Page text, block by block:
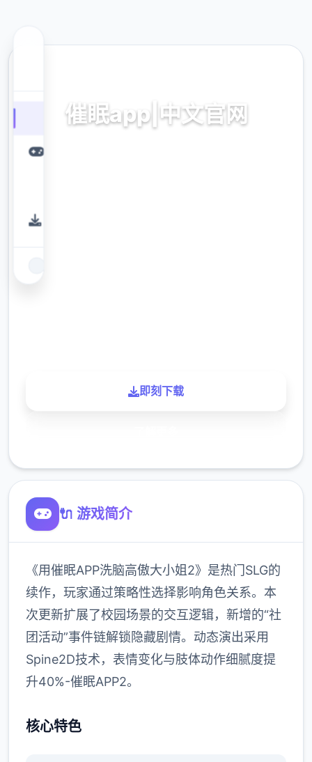
催眠app|中文官网
即刻下载
🔌 游戏简介
《用催眠APP洗脑高傲大小姐2》是热门SLG的
续作，玩家通过策略性选择影响角色关系。本
次更新扩展了校园场景的交互逻辑，新增的“社
团活动”事件链解锁隐藏剧情。动态演出采用
Spine2D技术，表情变化与肢体动作细腻度提
升40%-催眠APP2。
核心特色